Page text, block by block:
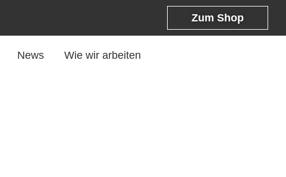
Zum Shop
News Wie wir arbeiten